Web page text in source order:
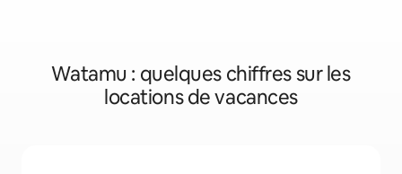
Watamu : quelques chiffres sur les
locations de vacances